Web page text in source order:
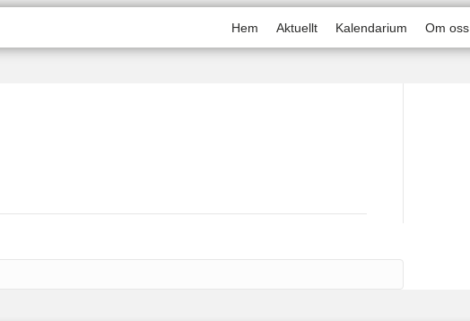
Hem Aktuellt Kalendarium Om oss